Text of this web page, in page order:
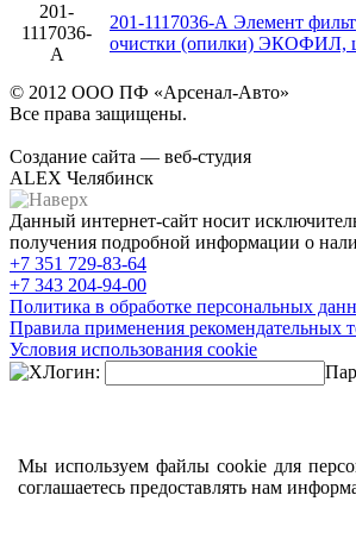
201-
1117036-
А
201-1117036-А Элемент
очистки (опилки) ЭКОФИЛ,
© 2012 ООО ПФ «Арсенал-Авто»
Все права защищены.
Создание сайта — веб-студия
ALEX Челябинск
Данный интернет-сайт носит
получения подробной информации о
+7 351 729-83-64
+7 343 204-94-00
Политика в обработке персональных
Правила применения рекомендательных
Условия использования cookie
Логин:
Мы используем файлы cookie для
соглашаетесь предоставлять нам